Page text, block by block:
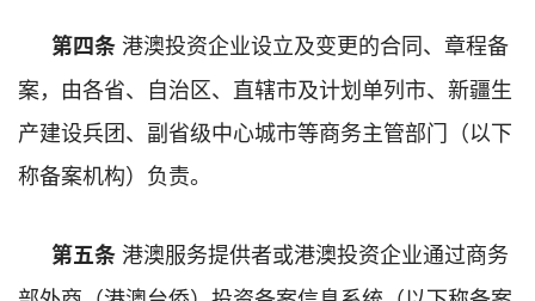
第四条港澳投资企业设立及变更的合同、章程备
案，由各省、自治区、直辖市及计划单列市、新疆生
产建设兵团、副省级中心城市等商务主管部门（以下
称备案机构）负责。
第五条港澳服务提供者或港澳投资企业通过商务